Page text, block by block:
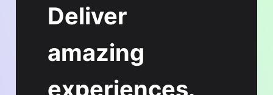
Deliver
amazing
experiences.